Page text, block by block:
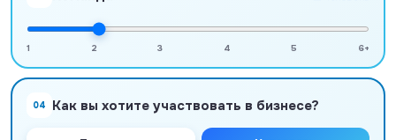
1 2 3 4 5 6+
04 Как вы хотите участвовать в бизнесе?